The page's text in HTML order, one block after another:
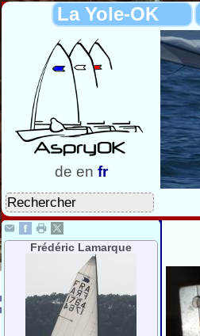
La Yole-OK
de en fr
Frédéric Lamarque